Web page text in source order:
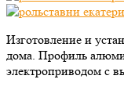
Изготовление и
дома. Профиль
электроприводом с